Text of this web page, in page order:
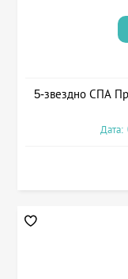
5-звездно СПА